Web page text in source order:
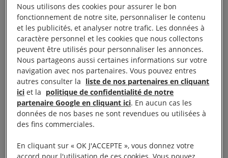
10h00 – 22h00 : Entrée libre.Amnesty International
sera présente au festival du livre de Mouans-Sartoux
paix ». Avec, à l’espace citoyen et pendant les 3
Nous utilisons des cookies pour assurer le bon
fonctionnement de notre site, personnaliser le contenu
et les publicités, et analyser notre trafic. Les données à
caractère personnel et les cookies que nous collectons
peuvent être utilisés pour personnaliser les annonces.
Nous partageons aussi certaines informations sur votre
navigation avec nos partenaires. Vous pouvez entres
autres consulter la liste de nos partenaires en cliquant
ici et la politique de confidentialité de notre
partenaire Google en cliquant ici. En aucun cas les
données de nos bases ne sont revendues ou utilisées à
des fins commerciales.
En cliquant sur « OK J'ACCEPTE », vous donnez votre